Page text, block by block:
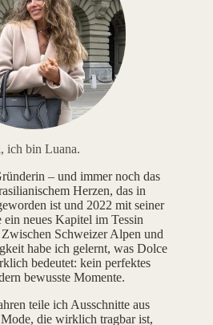
ich bin Luana.
– und immer noch das
Herzen, das in
ist und 2022 mit seiner
neues Kapitel im Tessin
Schweizer Alpen und
habe ich gelernt, was Dolce
bedeutet: kein perfektes
bewusste Momente.
teile ich Ausschnitte aus
die wirklich tragbar ist,